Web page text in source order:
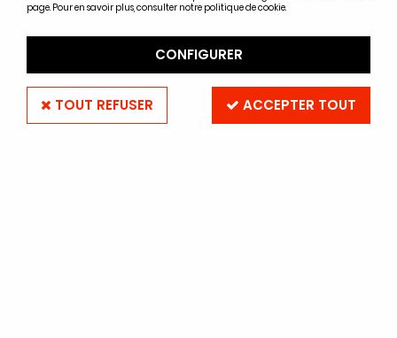
Films noir et blanc Kodak
page. Pour en savoir plus, consulter notre politique de cookie.
CONFIGURER
TOUT REFUSER ACCEPTER TOUT